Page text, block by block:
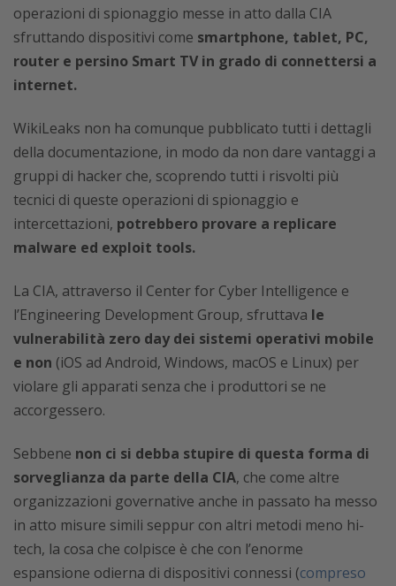
operazioni di spionaggio messe in atto dalla CIA
sfruttando dispositivi come smartphone, tablet, PC,
router e persino Smart TV in grado di connettersi a
internet.
WikiLeaks non ha comunque pubblicato tutti i dettagli
della documentazione, in modo da non dare vantaggi a
gruppi di hacker che, scoprendo tutti i risvolti più
tecnici di queste operazioni di spionaggio e
intercettazioni, potrebbero provare a replicare
malware ed exploit tools.
La CIA, attraverso il Center for Cyber Intelligence e
l’Engineering Development Group, sfruttava le
vulnerabilità zero day dei sistemi operativi mobile
e non (iOS ad Android, Windows, macOS e Linux) per
violare gli apparati senza che i produttori se ne
accorgessero.
Sebbene non ci si debba stupire di questa forma di
sorveglianza da parte della CIA, che come altre
organizzazioni governative anche in passato ha messo
in atto misure simili seppur con altri metodi meno hi-
tech, la cosa che colpisce è che con l’enorme
espansione odierna di dispositivi connessi (compreso